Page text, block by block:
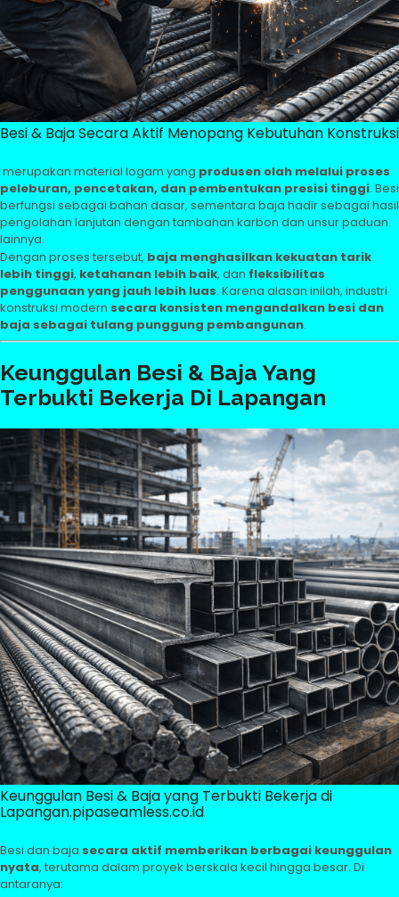
Besi & Baja Secara Aktif Menopang Kebutuhan
merupakan material logam yang produsen olah melalui proses
peleburan, pencetakan, dan pembentukan presisi tinggi. Besi
berfungsi sebagai bahan dasar, sementara baja hadir sebagai hasil
pengolahan lanjutan dengan tambahan karbon dan unsur paduan
lainnya.
Dengan proses tersebut, baja menghasilkan kekuatan tarik
lebih tinggi, ketahanan lebih baik, dan fleksibilitas
penggunaan yang jauh lebih luas. Karena alasan inilah, industri
konstruksi modern secara konsisten mengandalkan besi dan
baja sebagai tulang punggung pembangunan.
Keunggulan Besi & Baja Yang
Terbukti Bekerja Di Lapangan
Keunggulan Besi & Baja yang Terbukti Bekerja di
Lapangan.pipaseamless.co.id
Besi dan baja secara aktif memberikan berbagai keunggulan
nyata, terutama dalam proyek berskala kecil hingga besar. Di
antaranya: